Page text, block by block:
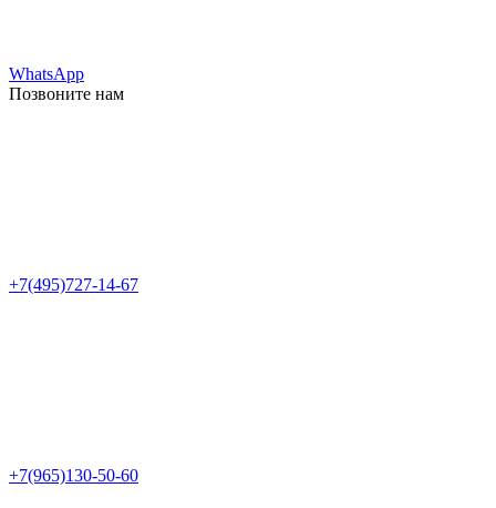
WhatsApp
Позвоните нам
+7(495)727-14-67
+7(965)130-50-60